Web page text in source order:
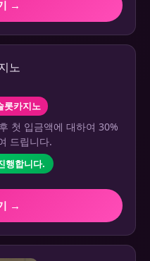
→
롯카지노
첫 입금액에 대하여 30%
드립니다.
행합니다.
→